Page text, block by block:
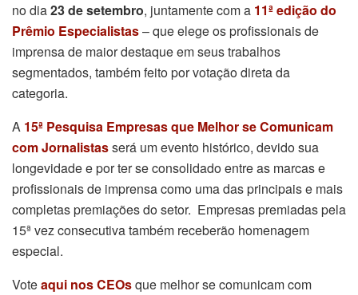
no dia23 de setembro, juntamente com a 11ª edição do
Prêmio Especialistas– que elege os profissionais de
imprensa de maior destaque em seus trabalhos
segmentados, também feito por votação direta da
categoria.
A 15ª Pesquisa Empresas que Melhor se Comunicam
com Jornalistasserá um evento histórico, devido sua
longevidade e por ter se consolidado entre as marcas e
profissionais de imprensa como uma das principais e mais
completas premiações do setor. Empresas premiadas pela
15ª vez consecutiva também receberão homenagem
especial.
Voteaqui nos CEOsque melhor se comunicam com